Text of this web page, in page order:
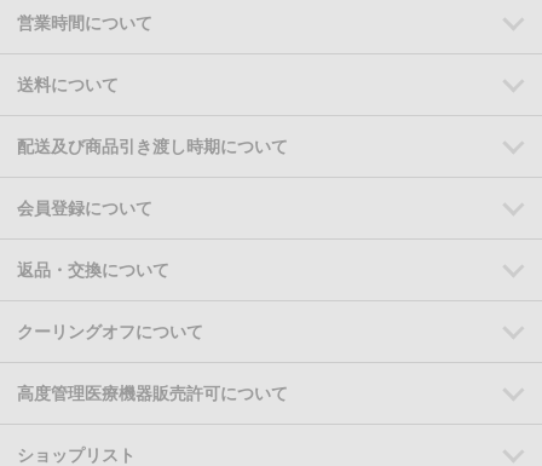
営業時間について
送料について
配送及び商品引き渡し時期について
会員登録について
返品・交換について
クーリングオフについて
高度管理医療機器販売許可について
ショップリスト